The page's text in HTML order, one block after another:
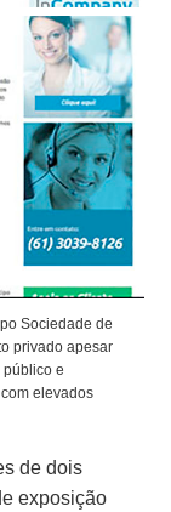
Sociedade de
privado apesar
público e
elevados
de dois
exposição